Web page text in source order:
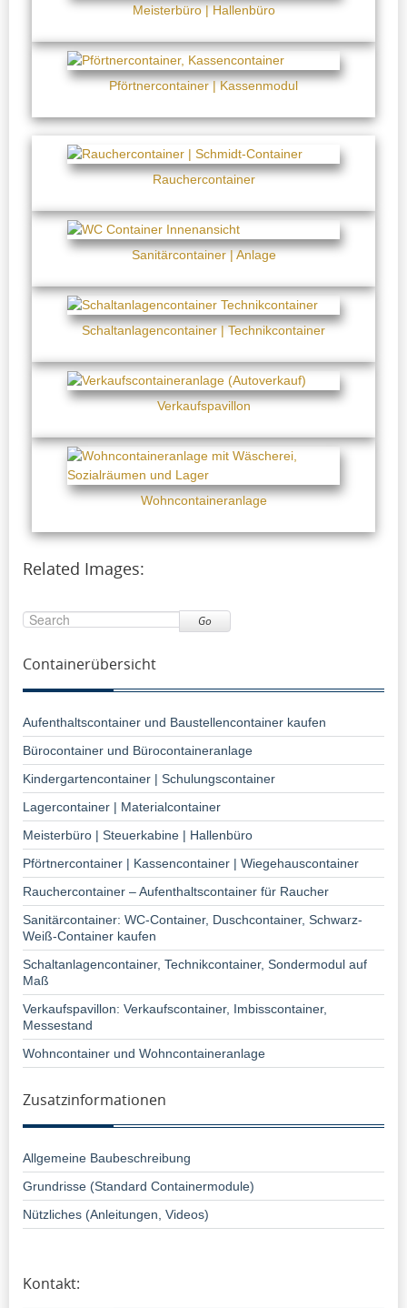
Meisterbüro | Hallenbüro
Pförtnercontainer | Kassenmodul
Rauchercontainer
Sanitärcontainer | Anlage
Schaltanlagencontainer | Technikcontainer
Verkaufspavillon
Wohncontaineranlage
Related Images:
Go
Containerübersicht
Aufenthaltscontainer und Baustellencontainer kaufen
Bürocontainer und Bürocontaineranlage
Kindergartencontainer | Schulungscontainer
Lagercontainer | Materialcontainer
Meisterbüro | Steuerkabine | Hallenbüro
Pförtnercontainer | Kassencontainer | Wiegehauscontainer
Rauchercontainer – Aufenthaltscontainer für Raucher
Sanitärcontainer: WC-Container, Duschcontainer, Schwarz-
Weiß-Container kaufen
Schaltanlagencontainer, Technikcontainer, Sondermodul auf
Maß
Verkaufspavillon: Verkaufscontainer, Imbisscontainer,
Messestand
Wohncontainer und Wohncontaineranlage
Zusatzinformationen
Allgemeine Baubeschreibung
Grundrisse (Standard Containermodule)
Nützliches (Anleitungen, Videos)
Kontakt: